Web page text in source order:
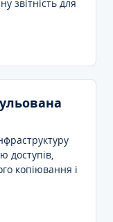
звітність для
доступів,
копіювання і